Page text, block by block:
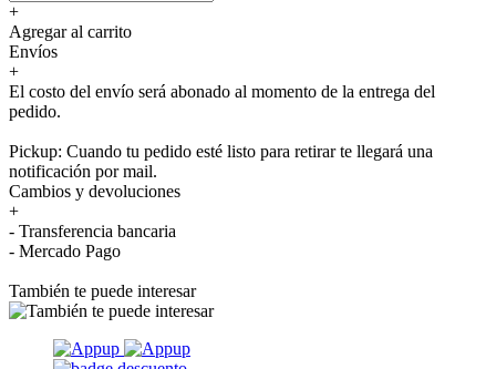
+
Agregar al carrito
Envíos
+
El costo del envío será abonado al momento de la entrega del
pedido.
Pickup: Cuando tu pedido esté listo para retirar te llegará una
notificación por mail.
Cambios y devoluciones
+
- Transferencia bancaria
- Mercado Pago
También te puede interesar